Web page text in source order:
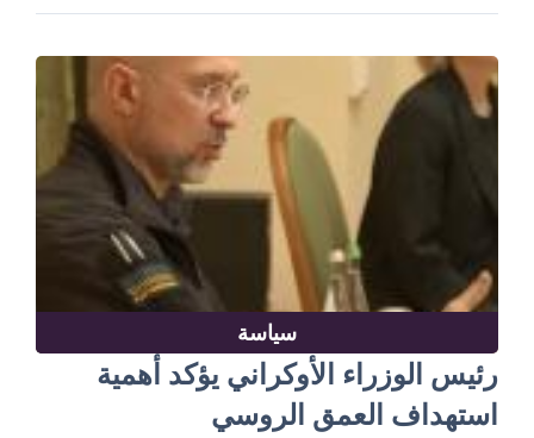
سياسة
رئيس الوزراء الأوكراني يؤكد أهمية
استهداف العمق الروسي